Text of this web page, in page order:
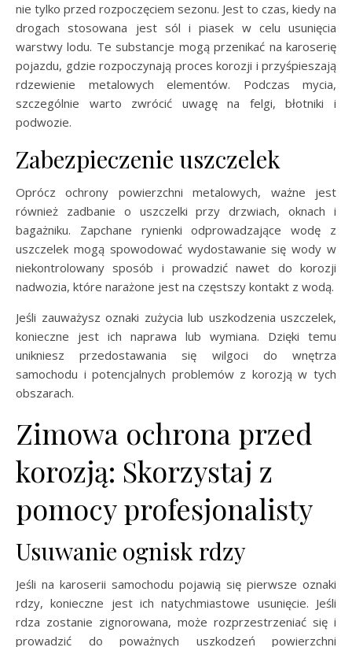
nie tylko przed rozpoczęciem sezonu. Jest to czas, kiedy na
drogach stosowana jest sól i piasek w celu usunięcia
warstwy lodu. Te substancje mogą przenikać na karoserię
pojazdu, gdzie rozpoczynają proces korozji i przyśpieszają
rdzewienie metalowych elementów. Podczas mycia,
szczególnie warto zwrócić uwagę na felgi, błotniki i
podwozie.
Zabezpieczenie uszczelek
Oprócz ochrony powierzchni metalowych, ważne jest
również zadbanie o uszczelki przy drzwiach, oknach i
bagażniku. Zapchane rynienki odprowadzające wodę z
uszczelek mogą spowodować wydostawanie się wody w
niekontrolowany sposób i prowadzić nawet do korozji
nadwozia, które narażone jest na częstszy kontakt z wodą.
Jeśli zauważysz oznaki zużycia lub uszkodzenia uszczelek,
konieczne jest ich naprawa lub wymiana. Dzięki temu
unikniesz przedostawania się wilgoci do wnętrza
samochodu i potencjalnych problemów z korozją w tych
obszarach.
Zimowa ochrona przed
korozją: Skorzystaj z
pomocy profesjonalisty
Usuwanie ognisk rdzy
Jeśli na karoserii samochodu pojawią się pierwsze oznaki
rdzy, konieczne jest ich natychmiastowe usunięcie. Jeśli
rdza zostanie zignorowana, może rozprzestrzeniać się i
prowadzić do poważnych uszkodzeń powierzchni